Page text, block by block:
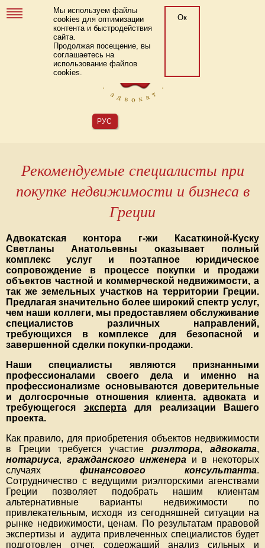
Мы используем файлы
cookies для оптимизации
контента и быстродействия
сайта.
Продолжая посещение, вы
соглашаетесь на
использование файлов
cookies.
Ок
РУС
Рекомендуемые специалисты при
покупке недвижимости и бизнеса в
Греции
Адвокатская контора г-жи Касаткиной-Куску
Светланы Анатольевны оказывает полный
комплекс услуг и поэтапное юридическое
сопровождение в процессе покупки и продажи
объектов частной и коммерческой недвижимости, а
так же земельных участков на территории Греции.
Предлагая значительно более широкий спектр услуг,
чем наши коллеги, мы предоставляем обслуживание
специалистов различных направлений,
требующихся в комплексе для безопасной и
завершенной сделки покупки-продажи.
Наши специалисты являются признанными
профессионалами своего дела и именно на
профессионализме основываются доверительные
и долгосрочные отношения клиента, адвоката и
требующегося экспертадля реализации Вашего
проекта.
Как правило, для приобретения объектов недвижимости
в Греции требуется участие риэлтора, адвоката,
нотариуса, гражданского инженера и в некоторых
случаях финансового консультанта.
Сотрудничество с ведущими риэлторскими агенствами
Греции позволяет подобрать нашим клиентам
альтернативные варианты недвижимости по
привлекательным, исходя из сегодняшней ситуации на
рынке недвижимости, ценам. По результатам правовой
экспертизы и аудита привлеченных специалистов будет
подготовлен отчет, содержащий анализ сильных и